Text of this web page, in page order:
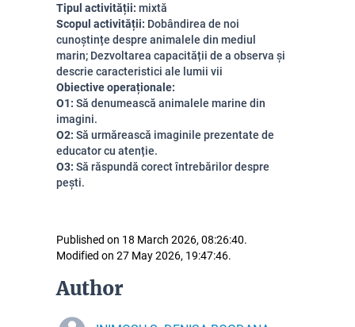
Tipul activității: mixtă
Scopul activității: Dobândirea de noi
cunoștințe despre animalele din mediul
marin; Dezvoltarea capacității de a observa și
descrie caracteristici ale lumii vii
Obiective operaționale:
O1: Să denumească animalele marine din
imagini.
O2: Să urmărească imaginile prezentate de
educator cu atenție.
O3: Să răspundă corect întrebărilor despre
pești.
Published on 18 March 2026, 08:26:40.
Modified on 27 May 2026, 19:47:46.
Author